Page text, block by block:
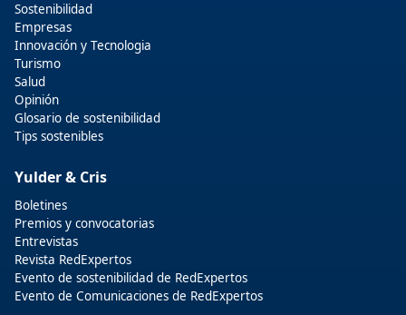
Sostenibilidad
Empresas
Innovación y Tecnologia
Turismo
Salud
Opinión
Glosario de sostenibilidad
Tips sostenibles
Yulder & Cris
Boletines
Premios y convocatorias
Entrevistas
Revista RedExpertos
Evento de sostenibilidad de RedExpertos
Evento de Comunicaciones de RedExpertos